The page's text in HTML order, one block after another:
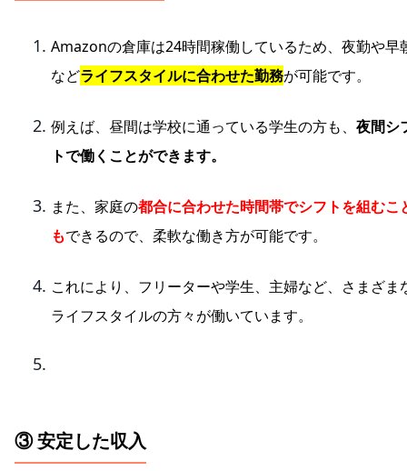
Amazonの倉庫は24時間稼働しているため、夜勤や早
などライフスタイルに合わせた勤務が可能です。
例えば、昼間は学校に通っている学生の方も、 夜間シ
トで働くことができます。
また、家庭の都合に合わせた時間帯でシフトを組むこ
もできるので、柔軟な働き方が可能です。
これにより、フリーターや学生、主婦など、さまざま
ライフスタイルの方々が働いています。
③ 安定した収入